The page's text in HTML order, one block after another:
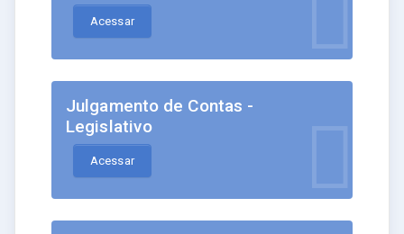
Acessar
Julgamento de Contas -
Legislativo
Acessar